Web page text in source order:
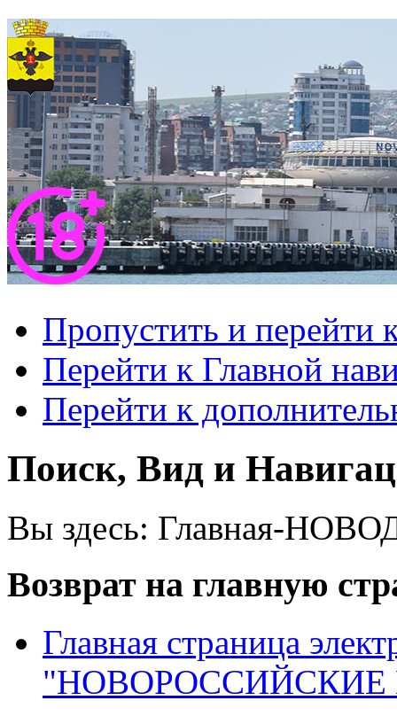
Пропустить и перейти
Перейти к Главной
Перейти к
Поиск, Вид и
Вы здесь: Главная-
Возврат на главную
Главная страница
"НОВОРОССИЙСКИЕ